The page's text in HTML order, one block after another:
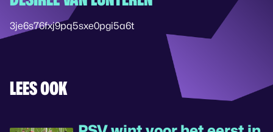
3je6s76fxj9pq5sxe0pgi5a6t
LEES OOK